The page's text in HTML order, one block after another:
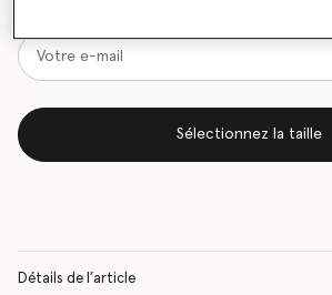
Sélectionnez la taille
Détails de l’article